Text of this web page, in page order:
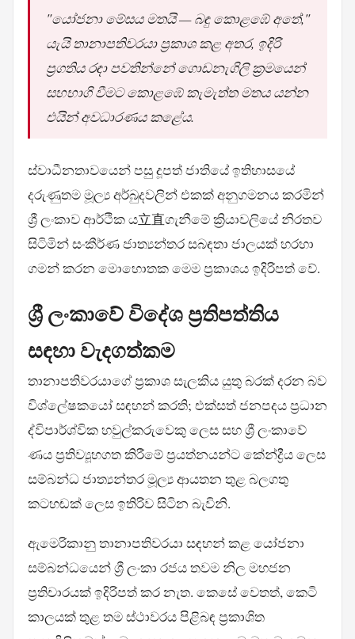
"යෝජනා මේසය මතයි — බඳු කොළඹේ අතේ,"
යැයි තානාපතිවරයා ප්‍රකාශ කළ අතර, ඉදිරි
ප්‍රගතිය රඳා පවතින්නේ ගොඩනැගිලි ක්‍රමයෙන්
සහභාගි වීමට කොළඹේ කැමැත්ත මතය යන්න
එයින් අවධාරණය කළේය.
ස්වාධීනතාවයෙන් පසු දූපත් ජාතියේ ඉතිහාසයේ
දරුණුතම මූල්‍ය අර්බුදවලින් එකක් අනුගමනය කරමින්
ශ්‍රී ලංකාව ආර්ථික ය立直ගැනීමේ ක්‍රියාවලියේ නිරතව
සිටිමින් සංකීර්ණ ජාත්‍යන්තර සබඳතා ජාලයක් හරහා
ගමන් කරන මොහොතක මෙම ප්‍රකාශය ඉදිරිපත් වේ.
ශ්‍රී ලංකාවේ විදේශ ප්‍රතිපත්තිය
සඳහා වැදගත්කම
තානාපතිවරයාගේ ප්‍රකාශ සැලකිය යුතු බරක් දරන බව
විශ්ලේෂකයෝ සඳහන් කරති; එක්සත් ජනපදය ප්‍රධාන
ද්විපාර්ශ්වික හවුල්කරුවෙකු ලෙස සහ ශ්‍රී ලංකාවේ
ණය ප්‍රතිව්‍යූහගත කිරීමේ ප්‍රයත්නයන්ට කේන්ද්‍රීය ලෙස
සම්බන්ධ ජාත්‍යන්තර මූල්‍ය ආයතන තුළ බලගතු
කටහඬක් ලෙස ඉතිරිව සිටින බැවිනි.
ඇමෙරිකානු තානාපතිවරයා සඳහන් කළ යෝජනා
සම්බන්ධයෙන් ශ්‍රී ලංකා රජය තවම නිල මහජන
ප්‍රතිචාරයක් ඉදිරිපත් කර නැත. කෙසේ වෙතත්, කෙටි
කාලයක් තුළ තම ස්ථාවරය පිළිබඳ ප්‍රකාශිත